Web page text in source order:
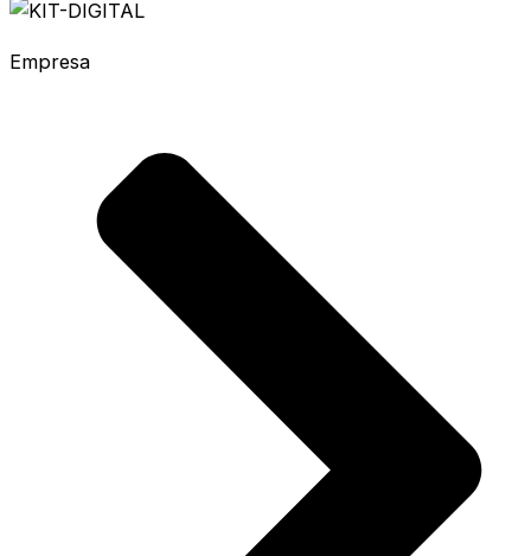
Empresa